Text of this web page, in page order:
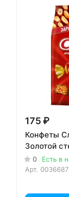
175 ₽
Конфеты
Золотой
0
Есть в
Арт. 0036687